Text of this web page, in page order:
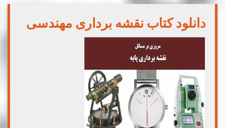
دانلود کتاب نقشه برداری مهندسی